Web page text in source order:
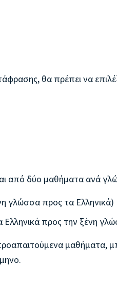
θα πρέπει να
από δύο μαθήματα ανά
γλώσσα προς τα Ελληνικά)
προς την ξένη
μαθήματα,